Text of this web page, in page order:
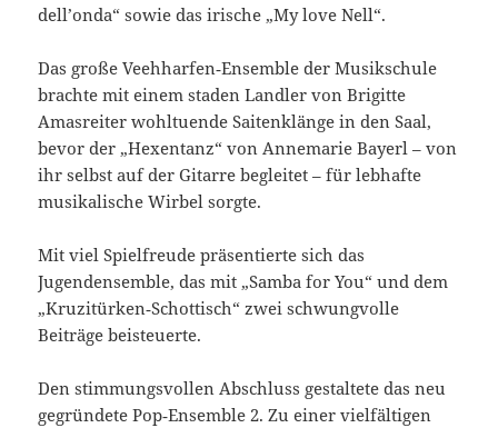
dell’onda“ sowie das irische „My love Nell“.
Das große Veehharfen‑Ensemble der Musikschule
brachte mit einem staden Landler von Brigitte
Amasreiter wohltuende Saitenklänge in den Saal,
bevor der „Hexentanz“ von Annemarie Bayerl – von
ihr selbst auf der Gitarre begleitet – für lebhafte
musikalische Wirbel sorgte.
Mit viel Spielfreude präsentierte sich das
Jugendensemble, das mit „Samba for You“ und dem
„Kruzitürken‑Schottisch“ zwei schwungvolle
Beiträge beisteuerte.
Den stimmungsvollen Abschluss gestaltete das neu
gegründete Pop‑Ensemble 2. Zu einer vielfältigen